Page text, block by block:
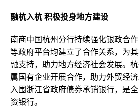
融杭入杭积极投身地方建设
南商中国杭州分行持续强化银政合
等政府平台均建立了合作关系，为
融支持，助力地方经济社会发展。
属国有企业开展合作，助力外贸经
入围浙江省政府债券承销银行，是
资银行。